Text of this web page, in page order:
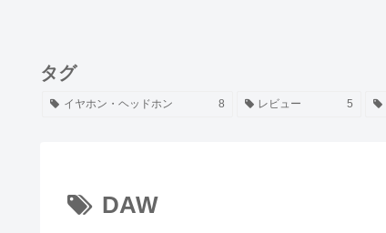
タグ
イヤホン・ヘッドホン 8 レビュー 5
DAW